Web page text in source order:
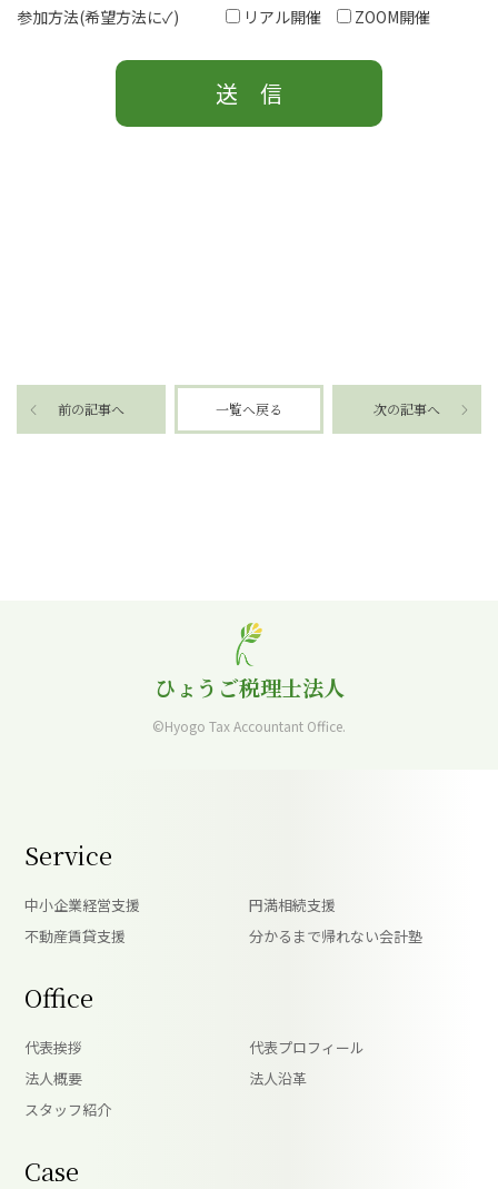
参加方法(希望方法に✓)
リアル開催 ZOOM開催
前の記事へ 一覧へ戻る 次の記事へ
ひょうご税理士法人
©Hyogo Tax Accountant Office.
Service
中小企業経営支援
円満相続支援
不動産賃貸支援
分かるまで帰れない会計塾
Office
代表挨拶
代表プロフィール
法人概要
法人沿革
スタッフ紹介
Case